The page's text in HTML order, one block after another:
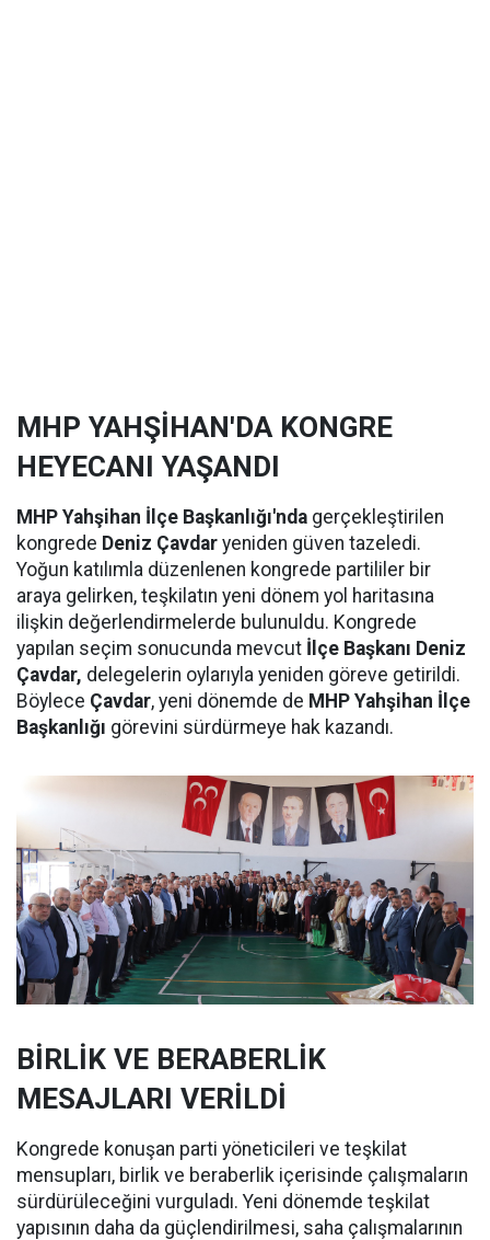
MHP YAHŞİHAN'DA KONGRE
HEYECANI YAŞANDI
MHP Yahşihan İlçe Başkanlığı'nda gerçekleştirilen
kongrede Deniz Çavdar yeniden güven tazeledi.
Yoğun katılımla düzenlenen kongrede partililer bir
araya gelirken, teşkilatın yeni dönem yol haritasına
ilişkin değerlendirmelerde bulunuldu. Kongrede
yapılan seçim sonucunda mevcut İlçe Başkanı Deniz
Çavdar, delegelerin oylarıyla yeniden göreve getirildi.
Böylece Çavdar, yeni dönemde de MHP Yahşihan İlçe
Başkanlığı görevini sürdürmeye hak kazandı.
BİRLİK VE BERABERLİK
MESAJLARI VERİLDİ
Kongrede konuşan parti yöneticileri ve teşkilat
mensupları, birlik ve beraberlik içerisinde çalışmaların
sürdürüleceğini vurguladı. Yeni dönemde teşkilat
yapısının daha da güçlendirilmesi, saha çalışmalarının